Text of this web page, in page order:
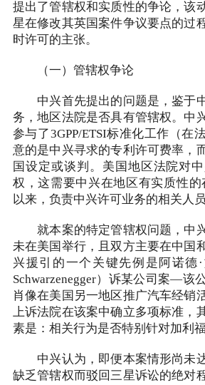
提出了管辖权和实质性的争论，该
星在修改其英国案件争议要点的过
时许可的主张。
（一）管辖权争论
中兴首先提出的问题是，鉴于
务，地区法院是否具有管辖权。中
参与了3GPP/ETSI标准化工作（在
意的是中兴寻求的专利许可费率，
国设定或谈判。美国地区法院对
权，这需要中兴在地区有实质性的
以来，负责中兴许可业务的相关人
就本案的特定管辖权问题，中
未在美国举行，且双方主要在中国
兴援引的一个关键先例是阿诺德
Schwarzenegger）诉某公司案—该
肖像在美国另一地区推广汽车经销
上诉法院在该案中确立多项标准，
素是：相关行为是否特别针对加利福
中兴认为，即便本案情形尚未
缺乏管辖权而驳回三星诉讼的绝对